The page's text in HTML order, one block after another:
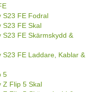
S23 FE Fodral
S23 FE Skal
S23 FE Skärmskydd &
S23 FE Laddare, Kablar &
5
Z Flip 5 Skal